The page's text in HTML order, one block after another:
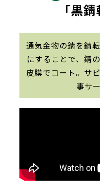
「黒
通気金物の錆を錆
にすることで、錆
皮膜でコート。サ
事サ